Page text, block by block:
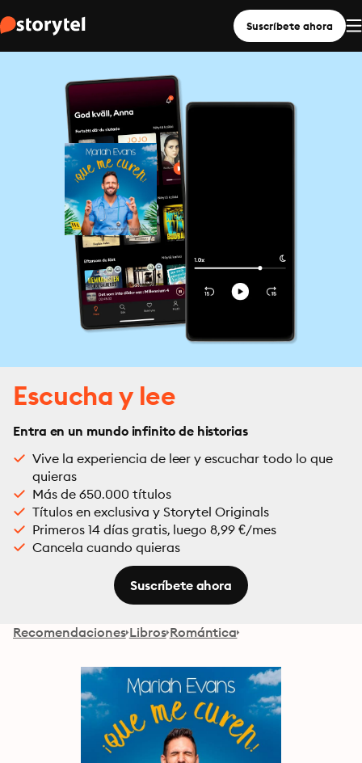
Suscríbete ahora
Escucha y lee
Entra en un mundo infinito de historias
Vive la experiencia de leer y escuchar todo lo que
quieras
Más de 650.000 títulos
Títulos en exclusiva y Storytel Originals
Primeros 14 días gratis, luego 8,99 €/mes
Cancela cuando quieras
Suscríbete ahora
Recomendaciones Libros Romántica